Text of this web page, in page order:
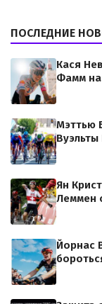
ПОСЛЕДНИЕ
Кася
Фамм на
Мэттью
Вуэльты
Ян
Леммен
Йорнас